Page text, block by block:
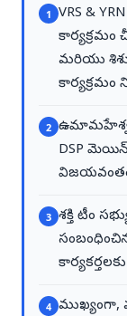
1 VRS &
కార్యక్రమం
మరియు
కార్యక్రమం
2
DSP
3 శక్తి టీం
4 ముఖ్యంగా,